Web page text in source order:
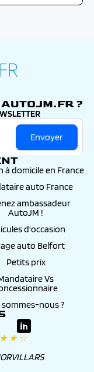
?
Envoyer
à domicile en France
auto France
ambassadeur
AutoJM !
d'occasion
auto Belfort
Petits prix
Vs
sommes-nous ?
★ ☆